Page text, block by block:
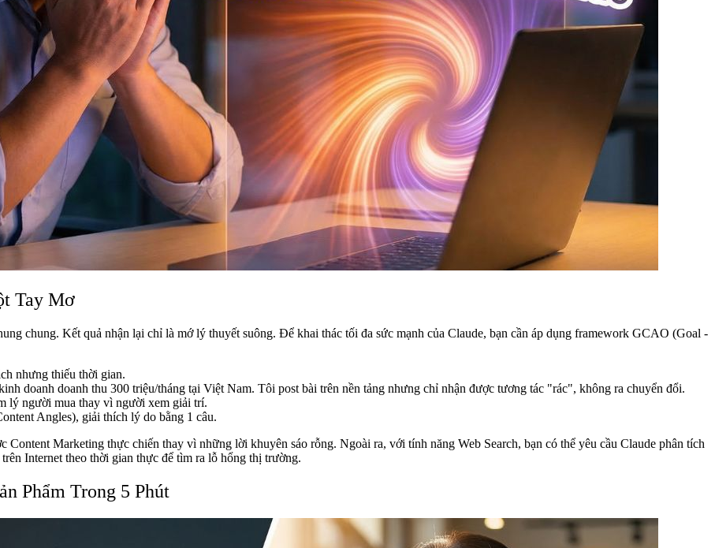
Tay Mơ
chung. Kết quả nhận lại chỉ là mớ lý thuyết suông. Để khai thác tối đa sức mạnh của Claude, bạn cần áp dụng framework GCAO (Goal -
nhưng thiếu thời gian.
doanh doanh thu 300 triệu/tháng tại Việt Nam. Tôi post bài trên nền tảng nhưng chỉ nhận được tương tác "rác", không ra chuyển đổi.
lý người mua thay vì người xem giải trí.
Angles), giải thích lý do bằng 1 câu.
Content Marketing thực chiến thay vì những lời khuyên sáo rỗng. Ngoài ra, với tính năng Web Search, bạn có thể yêu cầu Claude phân tích
Internet theo thời gian thực để tìm ra lỗ hổng thị trường.
Phẩm Trong 5 Phút